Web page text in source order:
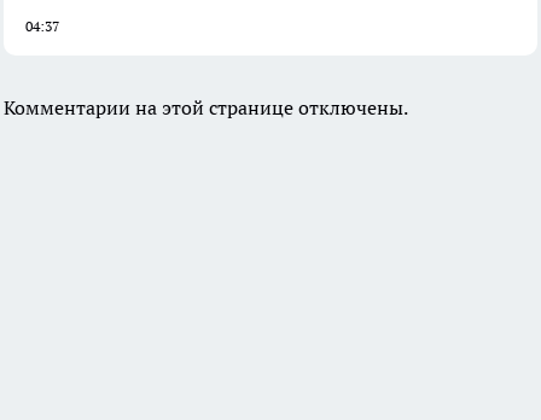
04:37
Комментарии на этой странице отключены.